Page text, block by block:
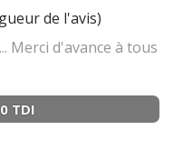
de l'avis)
Merci d'avance à tous
TDI